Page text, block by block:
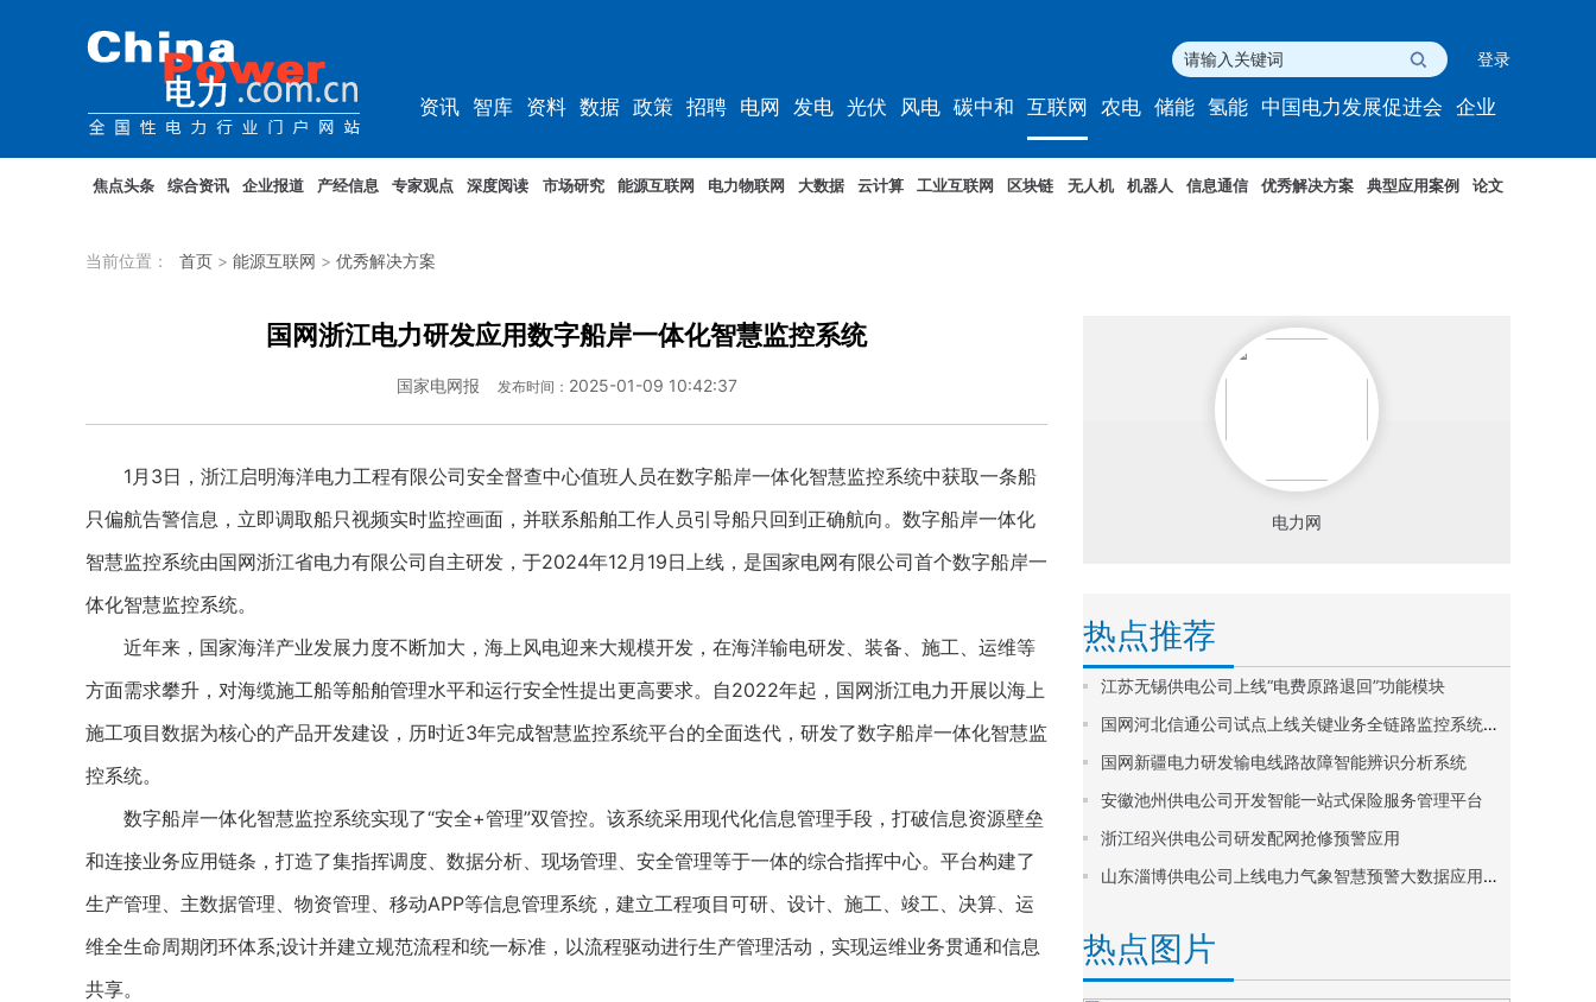
登录
资讯 智库 资料 数据 政策 招聘 电网 发电 光伏 风电 碳中和 互联网 农电 储能 氢能 中国电力发展促进会 企业
焦点头条 综合资讯 企业报道 产经信息 专家观点 深度阅读 市场研究 能源互联网 电力物联网 大数据 云计算 工业互联网 区块链 无人机 机器人 信息通信 优秀解决方案 典型应用案例 论文
当前位置： 首页 > 能源互联网 > 优秀解决方案
国网浙江电力研发应用数字船岸一体化智慧监控系统
国家电网报 发布时间： 2025-01-09 10:42:37
1月3日，浙江启明海洋电力工程有限公司安全督查中心值班人员在数字船岸一体化智慧监控系统中获取一条船
只偏航告警信息，立即调取船只视频实时监控画面，并联系船舶工作人员引导船只回到正确航向。数字船岸一体化
智慧监控系统由国网浙江省电力有限公司自主研发，于2024年12月19日上线，是国家电网有限公司首个数字船岸一
体化智慧监控系统。
近年来，国家海洋产业发展力度不断加大，海上风电迎来大规模开发，在海洋输电研发、装备、施工、运维等
方面需求攀升，对海缆施工船等船舶管理水平和运行安全性提出更高要求。自2022年起，国网浙江电力开展以海上
施工项目数据为核心的产品开发建设，历时近3年完成智慧监控系统平台的全面迭代，研发了数字船岸一体化智慧监
控系统。
数字船岸一体化智慧监控系统实现了“安全+管理”双管控。该系统采用现代化信息管理手段，打破信息资源壁垒
和连接业务应用链条，打造了集指挥调度、数据分析、现场管理、安全管理等于一体的综合指挥中心。平台构建了
生产管理、主数据管理、物资管理、移动APP等信息管理系统，建立工程项目可研、设计、施工、竣工、决算、运
维全生命周期闭环体系;设计并建立规范流程和统一标准，以流程驱动进行生产管理活动，实现运维业务贯通和信息
共享。
电力网
热点推荐
江苏无锡供电公司上线“电费原路退回”功能模块
国网河北信通公司试点上线关键业务全链路监控系统智能诊断功能
国网新疆电力研发输电线路故障智能辨识分析系统
安徽池州供电公司开发智能一站式保险服务管理平台
浙江绍兴供电公司研发配网抢修预警应用
山东淄博供电公司上线电力气象智慧预警大数据应用平台
热点图片